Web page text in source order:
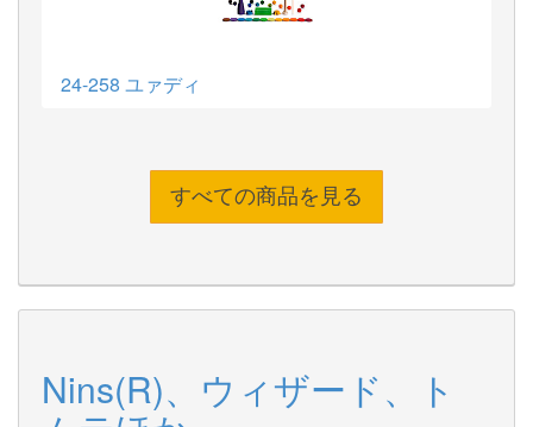
24-258 ユァディ
すべての商品を見る
Nins(R)、ウィザード、ト